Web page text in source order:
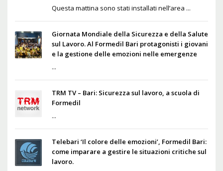
Questa mattina sono stati installati nell’area ...
Giornata Mondiale della Sicurezza e della Salute
sul Lavoro. Al Formedil Bari protagonisti i giovani
e la gestione delle emozioni nelle emergenze
...
TRM TV – Bari: Sicurezza sul lavoro, a scuola di
Formedil
...
Telebari ‘Il colore delle emozioni’, Formedil Bari:
come imparare a gestire le situazioni critiche sul
lavoro.